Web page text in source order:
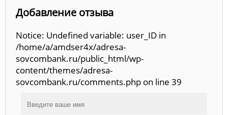
Добавление отзыва
Notice: Undefined variable: user_ID in
/home/a/amdser4x/adresa-
sovcombank.ru/public_html/wp-
content/themes/adresa-
sovcombank.ru/comments.php on line 39